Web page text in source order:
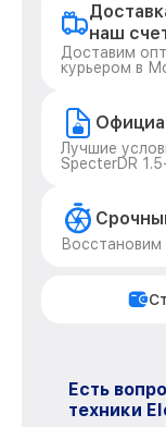
наш
Доставим
курьером в
Лучшие
SpecterDR
Восстановим
Есть
техники